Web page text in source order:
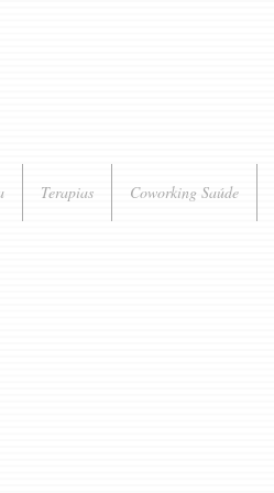
Terapias Coworking Saúde